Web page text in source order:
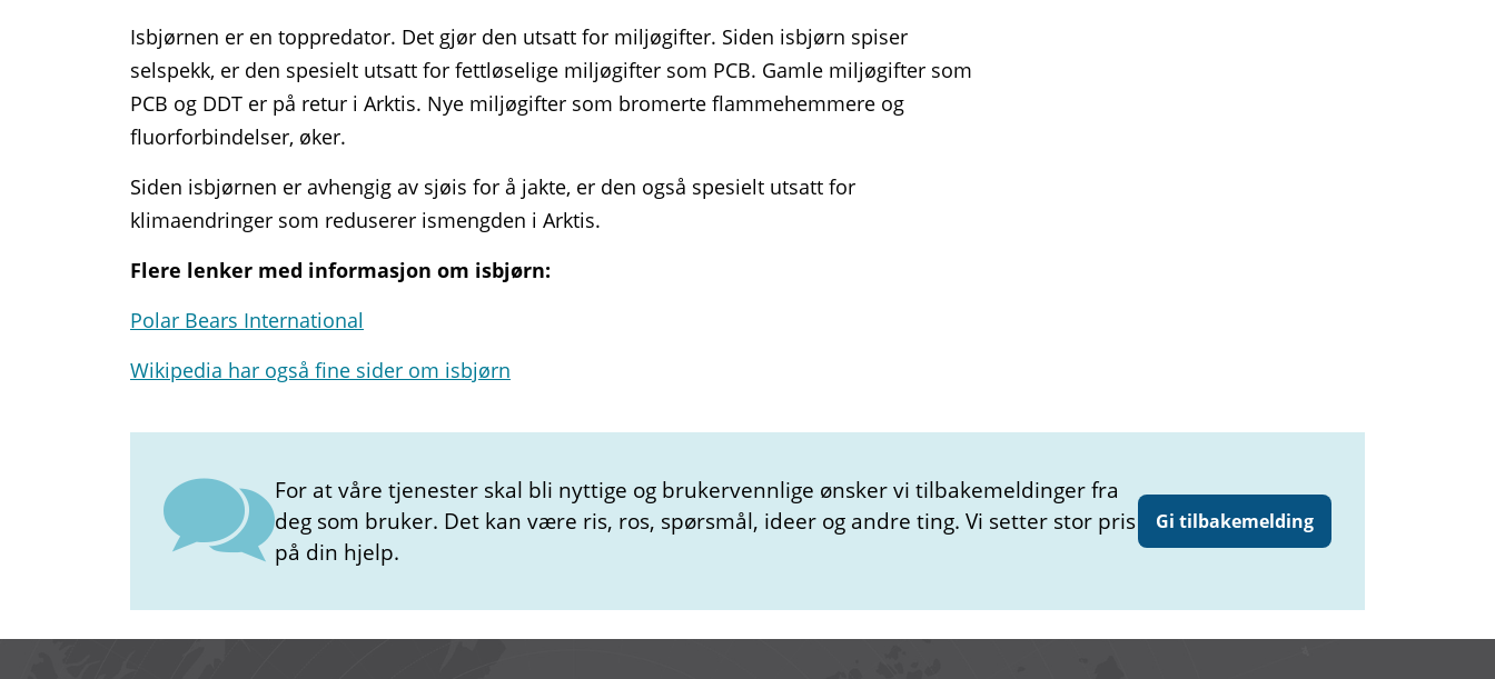
Isbjørnen er en toppredator. Det gjør den utsatt for miljøgifter. Siden isbjørn spiser
selspekk, er den spesielt utsatt for fettløselige miljøgifter som PCB. Gamle miljøgifter som
PCB og DDT er på retur i Arktis. Nye miljøgifter som bromerte flammehemmere og
fluorforbindelser, øker.
Siden isbjørnen er avhengig av sjøis for å jakte, er den også spesielt utsatt for
klimaendringer som reduserer ismengden i Arktis.
Flere lenker med informasjon om isbjørn:
Polar Bears International
Wikipedia har også fine sider om isbjørn
For at våre tjenester skal bli nyttige og brukervennlige ønsker vi tilbakemeldinger fra
deg som bruker. Det kan være ris, ros, spørsmål, ideer og andre ting. Vi setter stor pris
på din hjelp.
Gi tilbakemelding